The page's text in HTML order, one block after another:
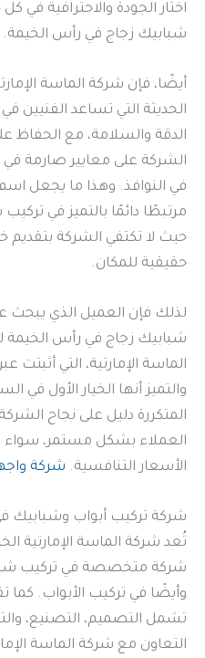
اختار الجودة والاحترافية
شبابيك زجاج في رأس الخيمة.
أيضًا، فإن شركة الماسة
الحديثة التي تساعد الفنيين
الدقة والسلامة، مع الحفاظ
الشركة على معايير صارمة في
في النوافذ. وهذا ما يجعل
مرتبطًا دائمًا بالتميز في
حيث لا تكتفي الشركة
حقيقية للمكان.
لذلك فإن العميل الذي
شبابيك زجاج في رأس
الماسة الإمارتية، التي
والتميز أنها الخيار الأول في
المتكررة دليل على نجاح
العملاء بشكل مستمر،
الأسعار التنافسية. شركة
شركة تركيب أبواب وشبابيك
تُعد شركة الماسة الإمارتية
شركة متخصصة في تركيب
وأيضًا في تركيب الأبواب.
تشمل التصميم، التصنيع،
التعاون مع شركة الماسة